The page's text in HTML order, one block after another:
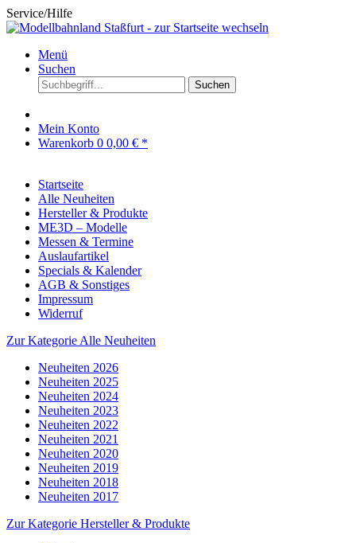
Service/Hilfe
Menü
Suchen
Suchen
Mein Konto
Warenkorb 0 0,00 € *
Startseite
Alle Neuheiten
Hersteller & Produkte
ME3D – Modelle
Messen & Termine
Auslaufartikel
Specials & Kalender
AGB & Sonstiges
Impressum
Widerruf
Zur Kategorie Alle Neuheiten
Neuheiten 2026
Neuheiten 2025
Neuheiten 2024
Neuheiten 2023
Neuheiten 2022
Neuheiten 2021
Neuheiten 2020
Neuheiten 2019
Neuheiten 2018
Neuheiten 2017
Zur Kategorie Hersteller & Produkte